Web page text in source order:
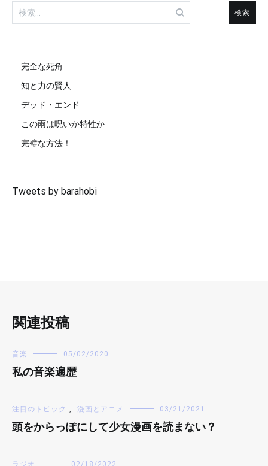
検
索:
完全な死角
知と力の賢人
デッド・エンド
この雨は呪いか特性か
完璧な方法！
Tweets by barahobi
関連投稿
音楽 05/02/2020
私の音楽遍歴
注目のトピック , 漫画とアニメ 03/21/2021
頭をからっぽにして少女漫画を読まない？
ラジオ 02/18/2022